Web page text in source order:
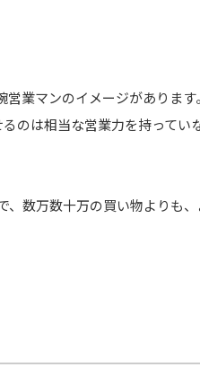
業マンのイメージがあります。
のは相当な営業力を持ってい
数万数十万の買い物よりも